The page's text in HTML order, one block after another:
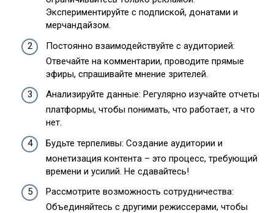
Экспериментируйте с подпиской, донатами и
мерчандайзом.
Постоянно взаимодействуйте с аудиторией:
Отвечайте на комментарии, проводите прямые
эфиры, спрашивайте мнение зрителей.
Анализируйте данные: Регулярно изучайте отчеты
платформы, чтобы понимать, что работает, а что
нет.
Будьте терпеливы: Создание аудитории и
монетизация контента – это процесс, требующий
времени и усилий. Не сдавайтесь!
Рассмотрите возможность сотрудничества:
Объединяйтесь с другими режиссерами, чтобы